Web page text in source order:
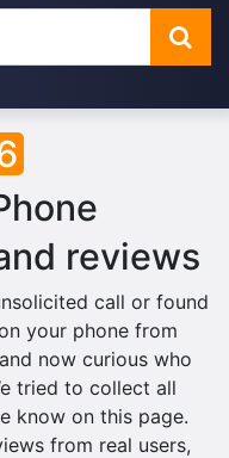
reviews
call or found
your phone from
now curious who
tried to collect all
know on this page.
from real users,